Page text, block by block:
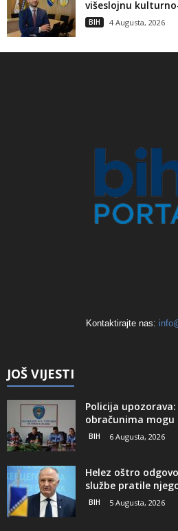
višeslojnu
BIH 4 Augusta, 2026
Kontaktirajte nas:
JOŠ VIJESTI
Policija
obračunima
BIH 6 Augusta, 2026
Helez oštro
službe pratile
BIH 5 Augusta, 2026